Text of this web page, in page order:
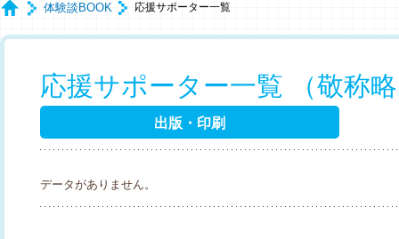
体験談BOOK 応援サポーター一覧
応援サポーター一覧 （敬称
出版・印刷
データがありません。